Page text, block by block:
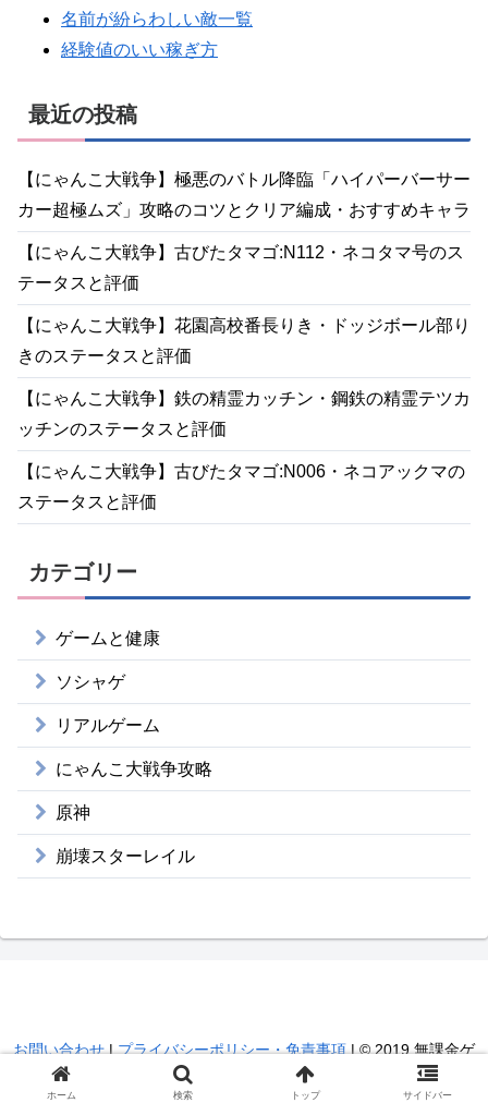
名前が紛らわしい敵一覧
経験値のいい稼ぎ方
最近の投稿
【にゃんこ大戦争】極悪のバトル降臨「ハイパーバーサー
カー超極ムズ」攻略のコツとクリア編成・おすすめキャラ
【にゃんこ大戦争】古びたタマゴ:N112・ネコタマ号のス
テータスと評価
【にゃんこ大戦争】花園高校番長りき・ドッジボール部り
きのステータスと評価
【にゃんこ大戦争】鉄の精霊カッチン・鋼鉄の精霊テツカ
ッチンのステータスと評価
【にゃんこ大戦争】古びたタマゴ:N006・ネコアックマの
ステータスと評価
カテゴリー
ゲームと健康
ソシャゲ
リアルゲーム
にゃんこ大戦争攻略
原神
崩壊スターレイル
お問い合わせ|プライバシーポリシー・免責事項| © 2019 無課金ゲ
ーマー昇のブログ.
ホーム 検索 トップ サイドバー